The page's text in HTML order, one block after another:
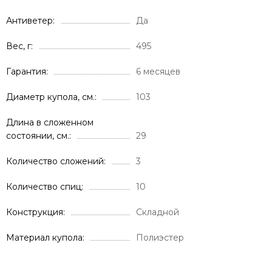
Антиветер Да
Вес, г 495
Гарантия 6 месяцев
Диаметр купола, см. 103
Длина в сложенном
состоянии, см.
29
Количество сложений 3
Количество спиц 10
Конструкция Складной
Материал купола Полиэстер